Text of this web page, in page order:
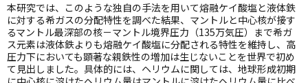
本研究では、このような独自の手法を用いて熔融ケイ酸塩と液体鉄
に対する希ガスの分配特性を調べた結果、マントルと中心核が接す
るマントル最深部の核－マントル境界圧力（135万気圧）まで希ガ
ス元素は液体鉄よりも熔融ケイ酸塩に分配される特性を維持し、高
圧力下においても顕著な親鉄性の増加は生じないことを世界で初め
て見出しました。具体的には、ヘリウムに関しては、地球形成初期